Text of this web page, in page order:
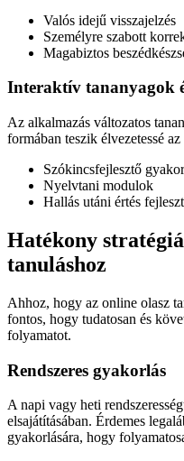
Valós idejű visszajelzés
Személyre szabott
Magabiztos
Interaktív tananyagok
Az alkalmazás változatos
formában teszik élvezetessé
Szókincsfejlesztő
Nyelvtani modulok
Hallás utáni értés
Hatékony
tanuláshoz
Ahhoz, hogy az online olasz
fontos, hogy tudatosan és
folyamatot.
Rendszeres gyakorlás
A napi vagy heti
elsajátításában. Érdemes
gyakorlására, hogy